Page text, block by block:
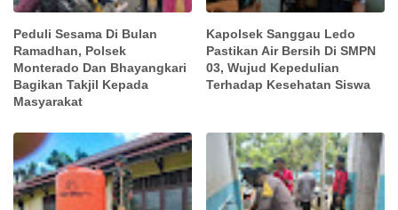
Peduli Sesama Di Bulan
Ramadhan, Polsek
Monterado Dan Bhayangkari
Bagikan Takjil Kepada
Masyarakat
Kapolsek Sanggau Ledo
Pastikan Air Bersih Di SMPN
03, Wujud Kepedulian
Terhadap Kesehatan Siswa